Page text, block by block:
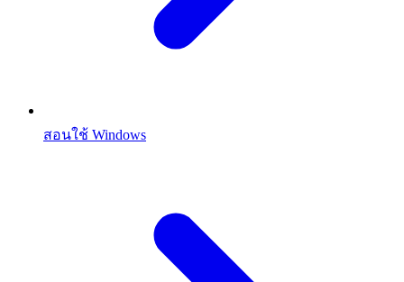
สอนใช้ Windows